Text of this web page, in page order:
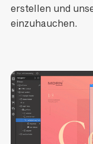
erstellen und
einzuhauchen.